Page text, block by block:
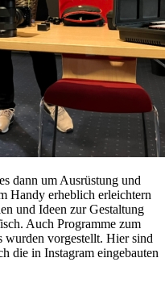
dann um Ausrüstung und
Handy erheblich erleichtern
und Ideen zur Gestaltung
Auch Programme zum
wurden vorgestellt. Hier sind
die in Instagram eingebauten